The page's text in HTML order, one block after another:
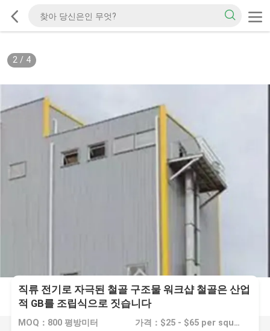
2/ 4
직류 전기로 자극된 철골 구조물 워크샵 철골은 산업
적 GB를 조립식으로 짓습니다
MOQ：800 평방미터 가격：$25 - $65 per square meter